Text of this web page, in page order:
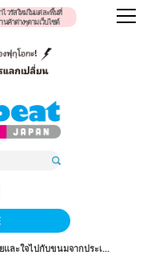
ไวรัสใหม่ในแต่ละพื้นที่
นค้าต่างๆตามเว็บไซต์
และใจไปกับขนมจากประเ...